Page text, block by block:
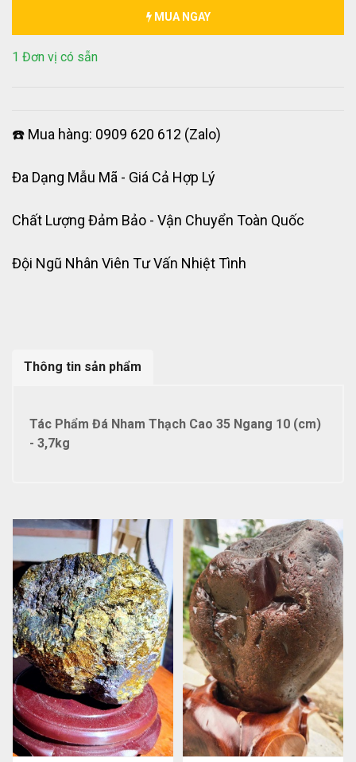
MUA NGAY
1 Đơn vị có sẵn
☎️ Mua hàng: 0909 620 612 (Zalo)
Đa Dạng Mẫu Mã - Giá Cả Hợp Lý
Chất Lượng Đảm Bảo - Vận Chuyển Toàn Quốc
Đội Ngũ Nhân Viên Tư Vấn Nhiệt Tình
Thông tin sản phẩm
Tác Phẩm Đá Nham Thạch Cao 35 Ngang 10 (cm)
- 3,7kg